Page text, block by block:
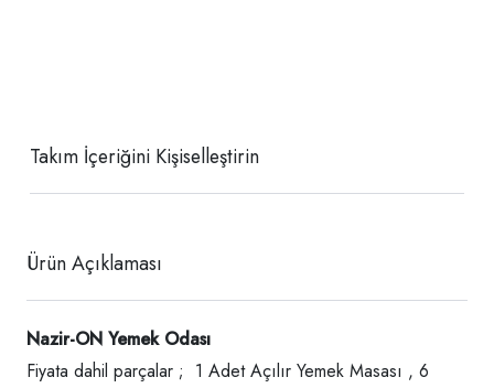
Takım İçeriğini Kişiselleştirin
Ürün Açıklaması
Nazir-ON Yemek Odası
Fiyata dahil parçalar ; 1 Adet Açılır Yemek Masası , 6